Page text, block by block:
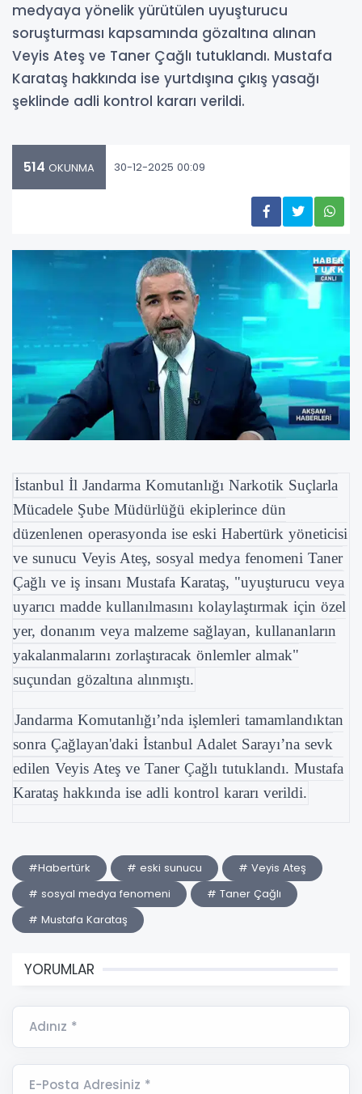
medyaya yönelik yürütülen uyuşturucu
soruşturması kapsamında gözaltına alınan
Veyis Ateş ve Taner Çağlı tutuklandı. Mustafa
Karataş hakkında ise yurtdışına çıkış yasağı
şeklinde adli kontrol kararı verildi.
514 OKUNMA 30-12-2025 00:09
İstanbul İl Jandarma Komutanlığı Narkotik Suçlarla
Mücadele Şube Müdürlüğü ekiplerince dün
düzenlenen operasyonda ise eski Habertürk yöneticisi
ve sunucu Veyis Ateş, sosyal medya fenomeni Taner
Çağlı ve iş insanı Mustafa Karataş, "uyuşturucu veya
uyarıcı madde kullanılmasını kolaylaştırmak için özel
yer, donanım veya malzeme sağlayan, kullananların
yakalanmalarını zorlaştıracak önlemler almak"
suçundan gözaltına alınmıştı.
Jandarma Komutanlığı’nda işlemleri tamamlandıktan
sonra Çağlayan'daki İstanbul Adalet Sarayı’na sevk
edilen Veyis Ateş ve Taner Çağlı tutuklandı. Mustafa
Karataş hakkında ise adli kontrol kararı verildi.
#Habertürk # eski sunucu
# Veyis Ateş
# sosyal medya fenomeni
# Taner Çağlı
# Mustafa Karataş
YORUMLAR
Adınız *
E-Posta Adresiniz *